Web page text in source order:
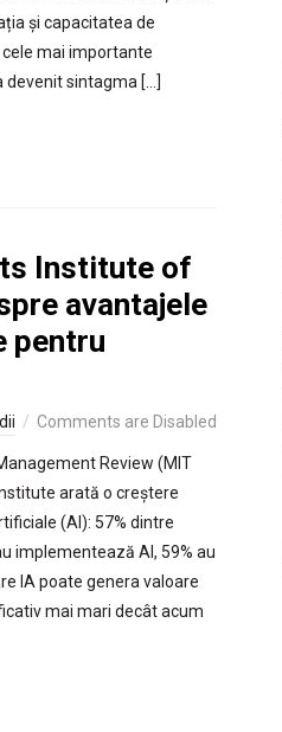
și capacitatea de
mai importante
devenit sintagma […]
Institute of
avantajele
pentru
Comments are Disabled
Review (MIT
arată o creștere
(AI): 57% dintre
implementează AI, 59% au
IA poate genera valoare
mai mari decât acum